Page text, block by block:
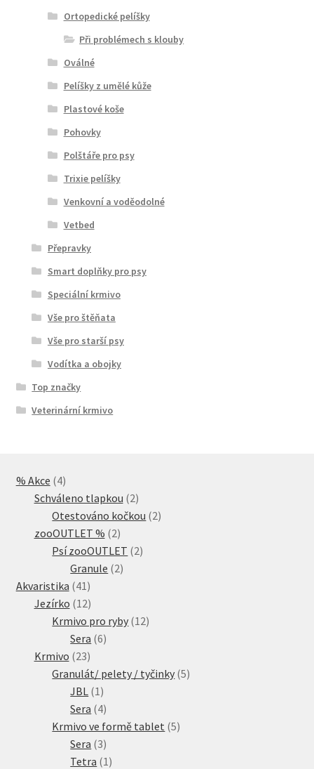
Ortopedické pelíšky
Při problémech s klouby
Oválné
Pelíšky z umělé kůže
Plastové koše
Pohovky
Polštáře pro psy
Trixie pelíšky
Venkovní a voděodolné
Vetbed
Přepravky
Smart doplňky pro psy
Speciální krmivo
Vše pro štěňata
Vše pro starší psy
Vodítka a obojky
Top značky
Veterinární krmivo
% Akce 44
produkty
Schváleno tlapkou 22
produkty
Otestováno kočkou 22
zooOUTLET % 22
produkty
Psí zooOUTLET 22
Granule 22
Akvaristika 41 41
produktů
Jezírko 1212
produktů
Krmivo pro ryby 1212
Sera 66
Krmivo 2323
produktů
Granulát/ pelety / tyčinky 55
JBL 1 1
produkt
Sera 44
produkty
Krmivo ve formě tablet 55
Sera 33
produkty
Tetra 1 1